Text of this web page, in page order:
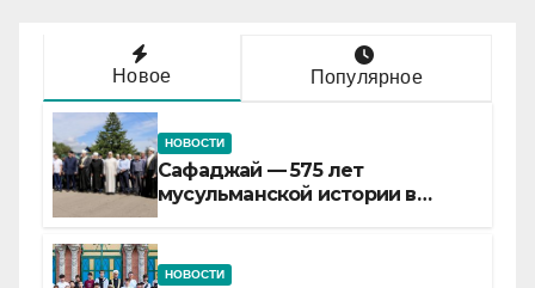
Новое Популярное
НОВОСТИ
Сафаджай — 575 лет
мусульманской истории в
НОВОСТИ